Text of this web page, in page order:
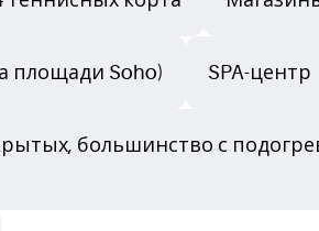
площади Soho) SPA-центр
большинство с